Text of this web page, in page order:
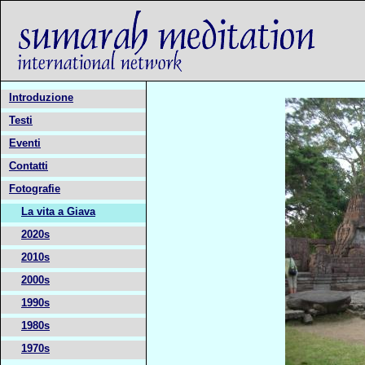
Introduzione
Testi
Eventi
Contatti
Fotografie
La vita a Giava
2020s
2010s
2000s
1990s
1980s
1970s